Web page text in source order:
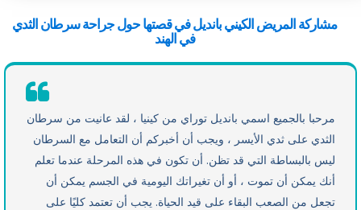
مشاركة المريض الكيني بانديل في قصتها حول جراحة سرطان الثدي
في الهند
مرحبا بالجميع اسمي بانديل توراي من كينيا ، لقد عانيت من سرطان
الثدي على ثدي الأيسر ، ويجب أن أخبركم أن التعامل مع السرطان
ليس بالبساطة التي قد تظن. أن تكون في هذه المرحلة عندما تعلم
أنك يمكن أن تموت ، أو أن تغيراتك اليومية في الجسم يمكن أن
تجعل من الصعب البقاء على قيد الحياة. يجب أن تعتمد كليًا على